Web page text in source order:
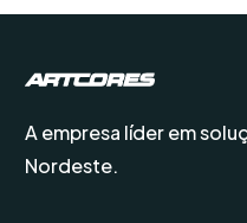
A empresa líder em
Nordeste.